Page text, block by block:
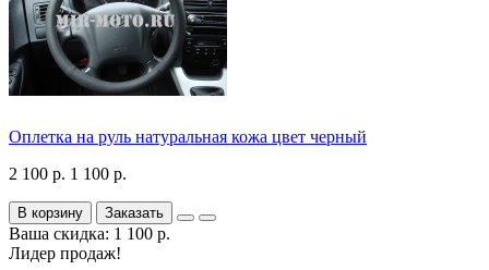
Оплетка на руль натуральная кожа цвет черный
2 100 р. 1 100 р.
В корзину Заказать
Ваша скидка: 1 100 р.
Лидер продаж!